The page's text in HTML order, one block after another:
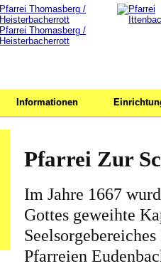
Informationen
Pfarrei Zur
Im Jahre 1667
Gottes geweihte
Pfarreien